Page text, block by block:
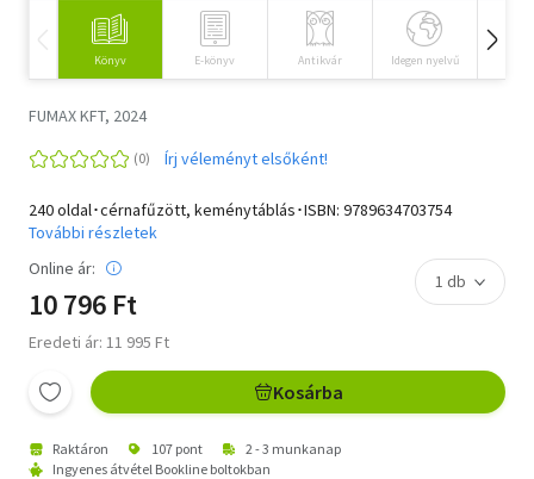
Történelem
Vallás
Könyv E-könyv Antikvár Idegen nyelvű
FUMAX KFT, 2024
Írj véleményt elsőként!
240 oldal･cérnafűzött, keménytáblás･ISBN: 9789634703754
További részletek
Online ár:
10 796 Ft
Eredeti ár: 11 995 Ft
Kosárba
Raktáron 107 pont
2 - 3 munkanap
Ingyenes átvétel Bookline boltokban